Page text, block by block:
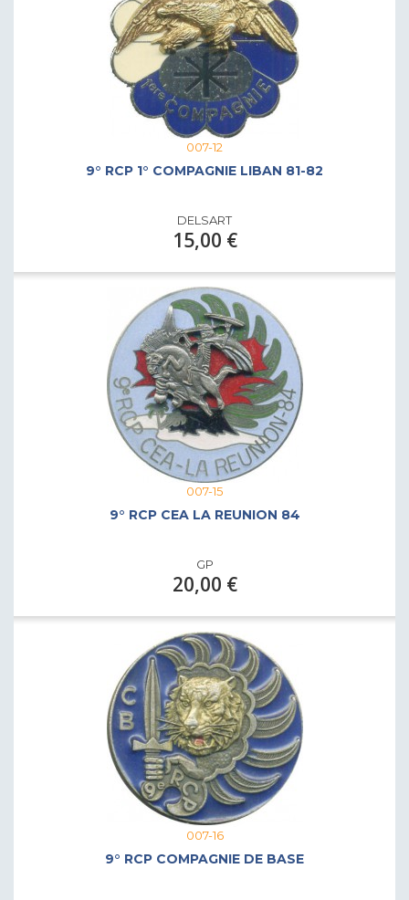
007-12
9° RCP 1° COMPAGNIE LIBAN 81-82
DELSART
15,00 €
007-15
9° RCP CEA LA REUNION 84
GP
20,00 €
007-16
9° RCP COMPAGNIE DE BASE